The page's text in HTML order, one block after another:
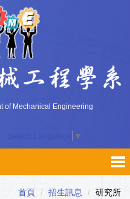
of Mechanical Engineering
▼
首頁 招生訊息 研究所